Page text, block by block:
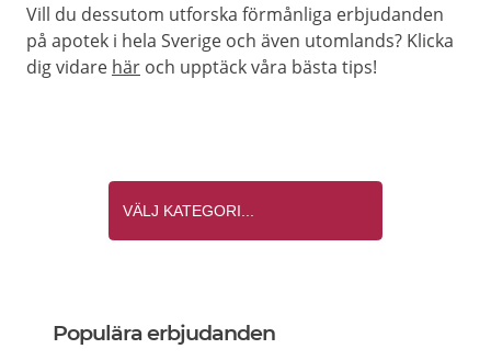
Vill du dessutom utforska förmånliga erbjudanden
på apotek i hela Sverige och även utomlands? Klicka
dig vidare här och upptäck våra bästa tips!
Populära erbjudanden